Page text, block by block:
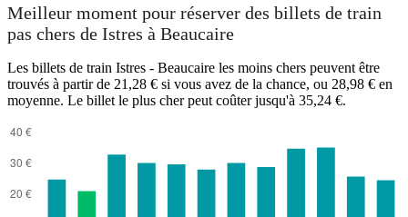
Meilleur moment pour réserver des billets de train
pas chers de Istres à Beaucaire
Les billets de train Istres - Beaucaire les moins chers peuvent être
trouvés à partir de 21,28 € si vous avez de la chance, ou 28,98 € en
moyenne. Le billet le plus cher peut coûter jusqu'à 35,24 €.